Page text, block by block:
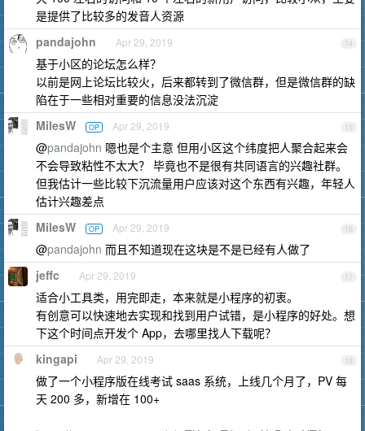
是提供了比较多的发音人资源
14
pandajohn Apr 29, 2019
基于小区的论坛怎么样？
以前是网上论坛比较火，后来都转到了微信群，但是微信群的缺
陷在于一些相对重要的信息没法沉淀
15
MilesW OP Apr 29, 2019
@pandajohn 嗯也是个主意 但用小区这个纬度把人聚合起来会
不会导致粘性不太大？ 毕竟也不是很有共同语言的兴趣社群。
但我估计一些比较下沉流量用户应该对这个东西有兴趣，年轻人
估计兴趣差点
16
MilesW OP Apr 29, 2019
@pandajohn 而且不知道现在这块是不是已经有人做了
17
jeffc Apr 29, 2019
适合小工具类，用完即走，本来就是小程序的初衷。
有创意可以快速地去实现和找到用户试错，是小程序的好处。想
下这个时间点开发个 App，去哪里找人下载呢？
18
kingapi Apr 29, 2019
做了一个小程序版在线考试 saas 系统，上线几个月了，PV 每
天 200 多，新增在 100+